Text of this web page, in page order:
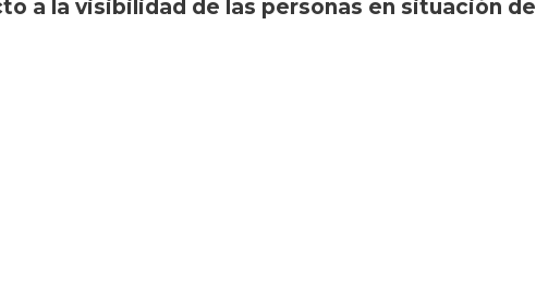
a la visibilidad de las personas en situación de